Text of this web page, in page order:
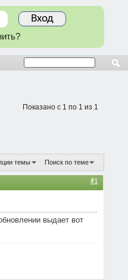
Показано с 1 по 1 из 1
темы Поиск по теме
#1
выдает вот